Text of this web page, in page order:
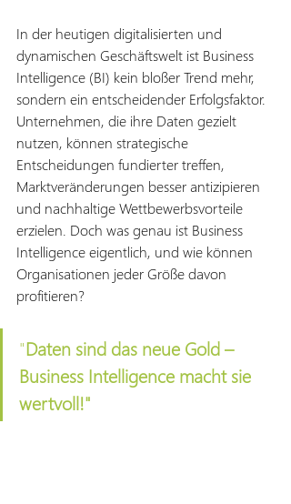
In der heutigen digitalisierten und
dynamischen Geschäftswelt ist Business
Intelligence (BI) kein bloßer Trend mehr,
sondern ein entscheidender Erfolgsfaktor.
Unternehmen, die ihre Daten gezielt
nutzen, können strategische
Entscheidungen fundierter treffen,
Marktveränderungen besser antizipieren
und nachhaltige Wettbewerbsvorteile
erzielen. Doch was genau ist Business
Intelligence eigentlich, und wie können
Organisationen jeder Größe davon
profitieren?
"Daten sind das neue Gold –
Business Intelligence macht sie
wertvoll!"